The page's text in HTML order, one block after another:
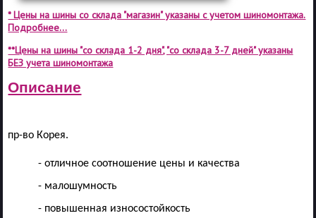
* Цены на шины со склада "магазин" указаны с учетом шиномонтажа.
Подробнее...
**Цены на шины "со склада 1-2 дня", "со склада 3-7 дней" указаны
БЕЗ учета шиномонтажа
Описание
пр-во Корея.
- отличное соотношение цены и качества
- малошумность
- повышенная износостойкость